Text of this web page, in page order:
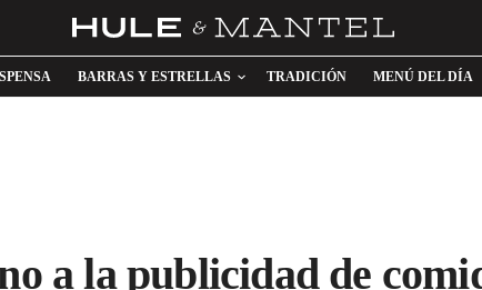
BARRAS Y ESTRELLAS TRADICIÓN MENÚ DEL DÍA
a la publicidad de